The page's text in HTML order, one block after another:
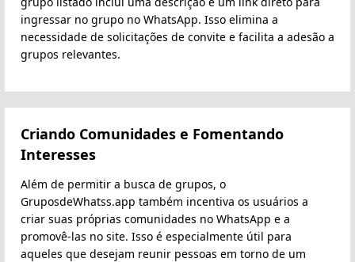
ingressar no grupo no WhatsApp. Isso elimina a
necessidade de solicitações de convite e facilita a adesão a
grupos relevantes.
Criando Comunidades e Fomentando
Interesses
Além de permitir a busca de grupos, o
GruposdeWhatss.app também incentiva os usuários a
criar suas próprias comunidades no WhatsApp e a
promovê-las no site. Isso é especialmente útil para
aqueles que desejam reunir pessoas em torno de um